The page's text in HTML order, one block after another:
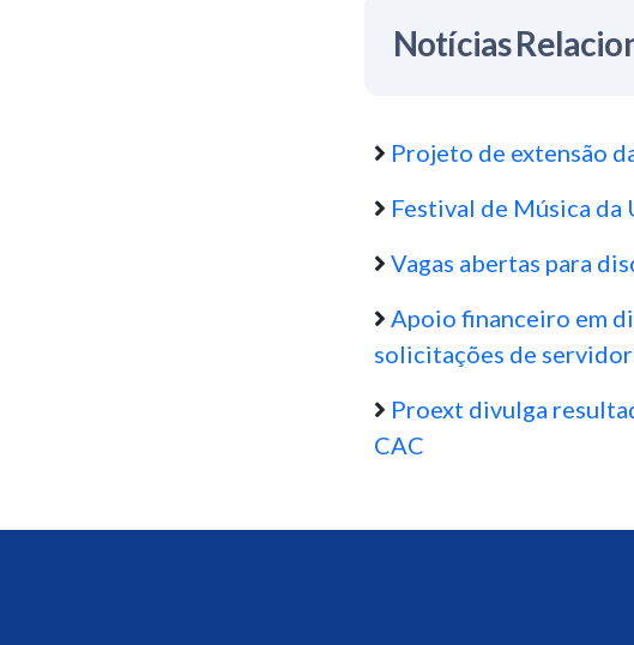
Notícias
Projeto de extensão
Festival de Música da
Vagas abertas para
Apoio financeiro em
solicitações de
Proext divulga
CAC